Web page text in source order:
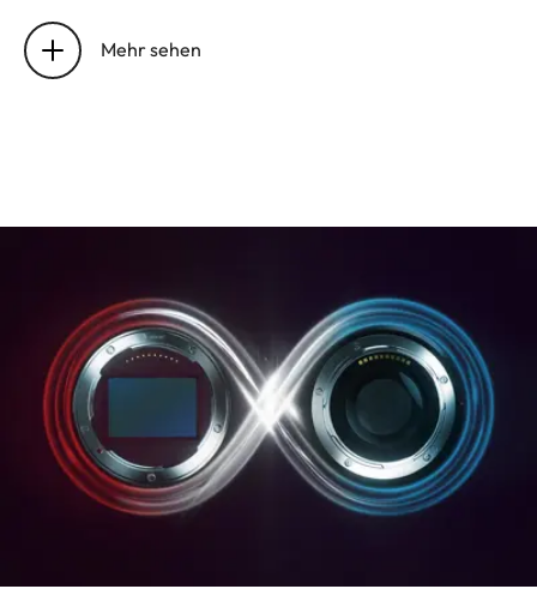
Lage der Eintrittspupille
Arbeitsbereich
Kleinstes Objektfeld
241 x 362 mm
Blende
Einstellung/Funktionsweise
Elektronisch
gesteuerte
Blende,
Einstellung über
Mehr sehen